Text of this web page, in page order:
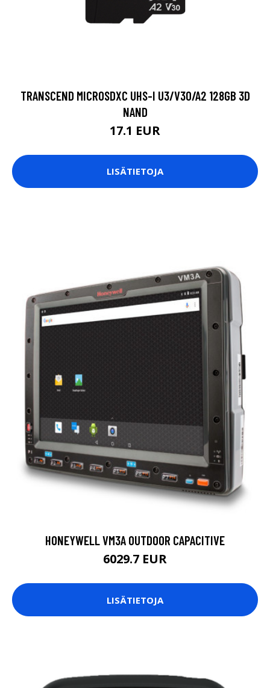
TRANSCEND MICROSDXC UHS-I U3/V30/A2 128GB 3D
NAND
17.1 EUR
LISÄTIETOJA
HONEYWELL VM3A OUTDOOR CAPACITIVE
6029.7 EUR
LISÄTIETOJA